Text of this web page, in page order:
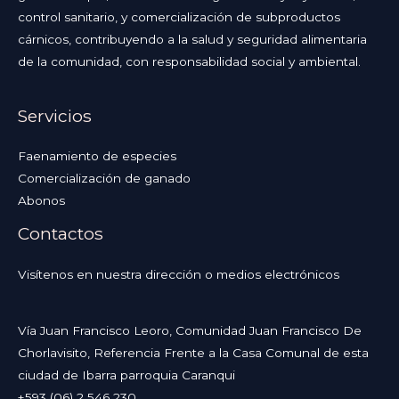
control sanitario, y comercialización de subproductos
cárnicos, contribuyendo a la salud y seguridad alimentaria
de la comunidad, con responsabilidad social y ambiental.
Servicios
Faenamiento de especies
Comercialización de ganado
Abonos
Contactos
Visítenos en nuestra dirección o medios electrónicos
Vía Juan Francisco Leoro, Comunidad Juan Francisco De
Chorlavisito, Referencia Frente a la Casa Comunal de esta
ciudad de Ibarra parroquia Caranqui